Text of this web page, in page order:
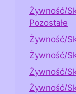
Żywność/
Pozostałe
Żywność/
Żywność/
Żywność/
Żywność/